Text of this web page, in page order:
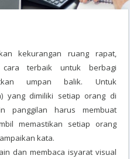
kekurangan ruang rapat,
terbaik untuk berbagi
umpan balik. Untuk
yang dimiliki setiap orang di
panggilan harus membuat
memastikan setiap orang
kata.
dan membaca isyarat visual